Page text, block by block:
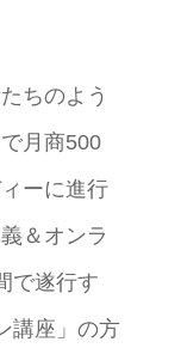
ちのよう
月商500
ーに進行
＆オンラ
で遂行す
講座」の方